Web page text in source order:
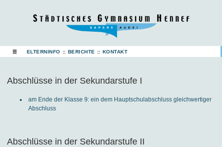
☰ ELTERNINFO :: BERICHTE :: KONTAKT
Abschlüsse in der Sekundarstufe I
am Ende der Klasse 9: ein dem Hauptschulabschluss gleichwertiger
Abschluss
Abschlüsse in der Sekundarstufe II